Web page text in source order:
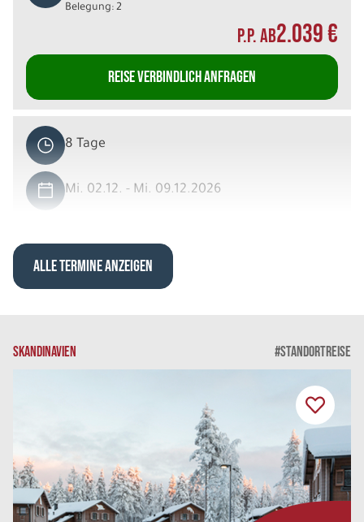
Belegung: 2
P.P. AB2.039 €
REISE VERBINDLICH ANFRAGEN
8 Tage
Mi. 02.12. - Mi. 09.12.2026
Do. 03.12. - Do. 10.12.2026
Winterwoche Iso Syöte
Doppelzimmer Standard
Belegung: 2
ALLE TERMINE ANZEIGEN
SKANDINAVIEN #STANDORTREISE